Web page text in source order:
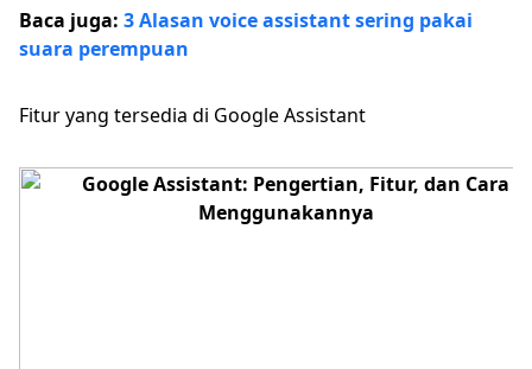
Baca juga: 3 Alasan voice assistant sering pakai
suara perempuan
Fitur yang tersedia di Google Assistant